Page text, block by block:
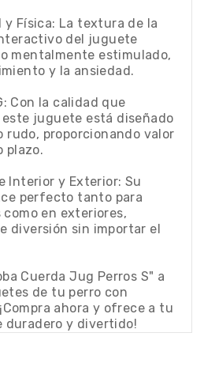
y Física: La textura de la
del juguete
mentalmente estimulado,
y la ansiedad.
Con la calidad que
este juguete está diseñado
rudo, proporcionando valor
plazo.
Interior y Exterior: Su
perfecto tanto para
en exteriores,
diversión sin importar el
Cuerda Jug Perros S" a
de tu perro con
ahora y ofrece a tu
duradero y divertido!